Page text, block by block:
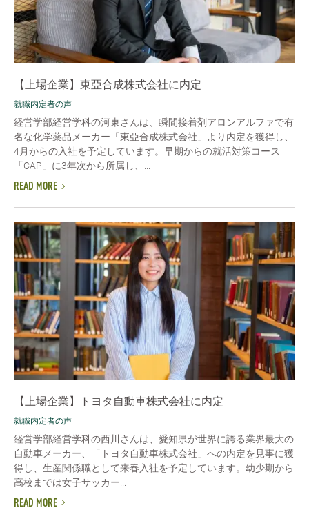
【上場企業】東亞合成株式会社に内定
就職内定者の声
経営学部経営学科の河東さんは、瞬間接着剤アロンアルファで有
名な化学薬品メーカー「東亞合成株式会社」より内定を獲得し、
4月からの入社を予定しています。早期からの就活対策コース
「CAP」に3年次から所属し、...
READ MORE
【上場企業】トヨタ自動車株式会社に内定
就職内定者の声
経営学部経営学科の西川さんは、愛知県が世界に誇る業界最大の
自動車メーカー、「トヨタ自動車株式会社」への内定を見事に獲
得し、生産関係職として来春入社を予定しています。幼少期から
高校までは女子サッカー...
READ MORE